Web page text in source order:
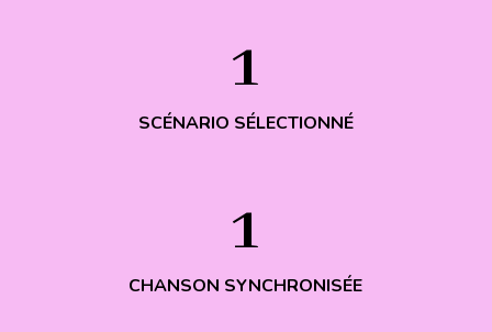
1
SCÉNARIO SÉLECTIONNÉ
1
CHANSON SYNCHRONISÉE